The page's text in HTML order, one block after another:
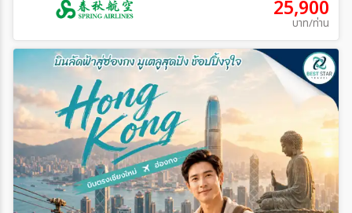
25,900
บาท/ท่าน